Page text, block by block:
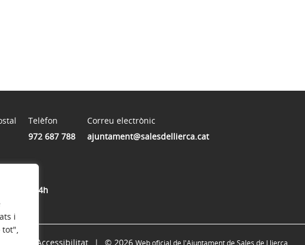
i
tot",
Telèfon
972 687 788
Correu electrònic
ajuntament@salesdellierca.cat
12 a 14h
Accessibilitat © 2026